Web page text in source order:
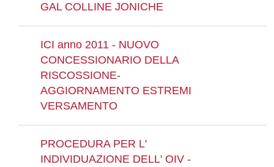
GAL COLLINE JONICHE
ICI anno 2011 - NUOVO
CONCESSIONARIO DELLA
RISCOSSIONE-
AGGIORNAMENTO ESTREMI
VERSAMENTO
PROCEDURA PER L'
INDIVIDUAZIONE DELL' OIV -